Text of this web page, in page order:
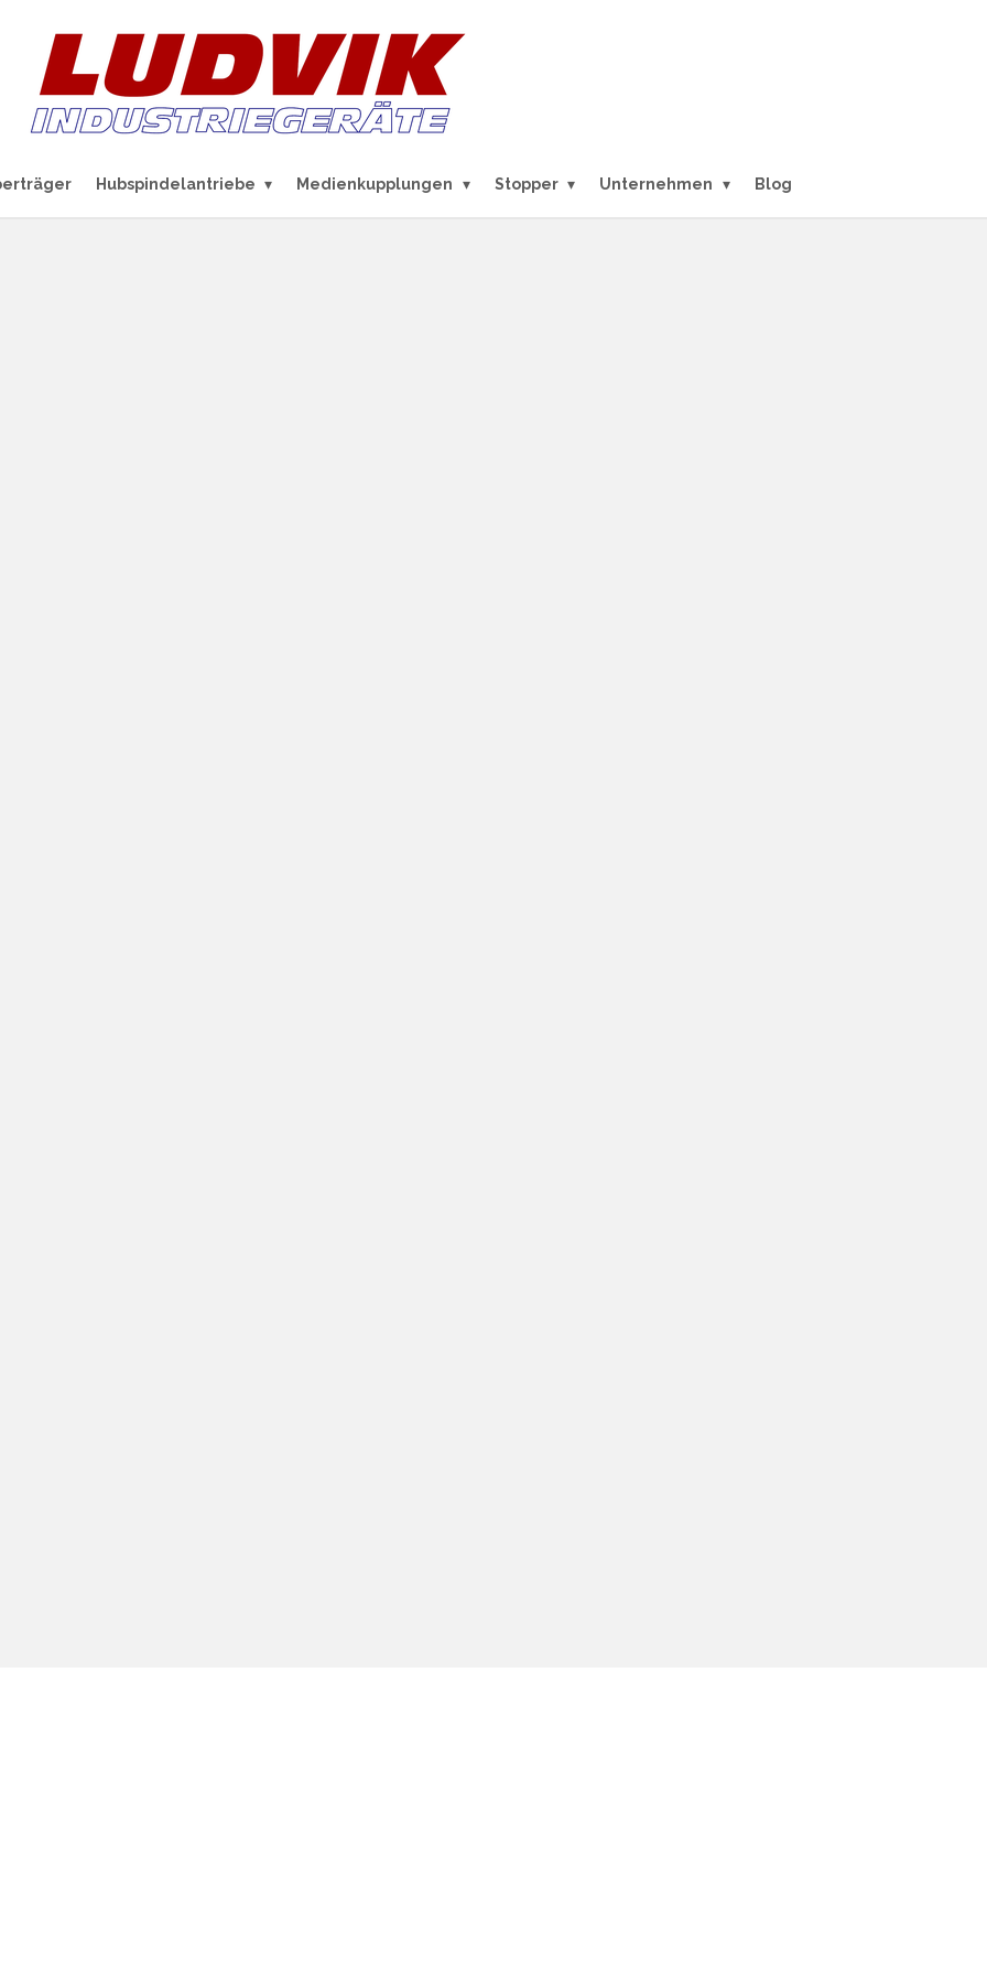
Hubspindelantriebe Medienkupplungen Stopper Unternehmen Blog